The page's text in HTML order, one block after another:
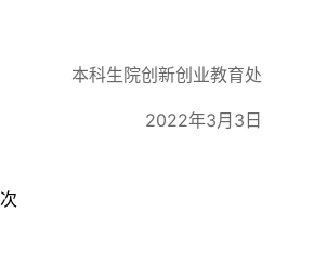
本科生院创新创业教育处
2022年3月3日
次